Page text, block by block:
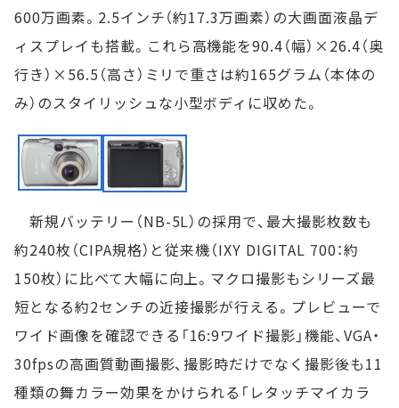
600万画素。2.5インチ（約17.3万画素）の大画面液晶デ
ィスプレイも搭載。これら高機能を90.4（幅）×26.4（奥
行き）×56.5（高さ）ミリで重さは約165グラム（本体の
み）のスタイリッシュな小型ボディに収めた。
新規バッテリー（NB-5L）の採用で、最大撮影枚数も
約240枚（CIPA規格）と従来機（IXY DIGITAL 700：約
150枚）に比べて大幅に向上。マクロ撮影もシリーズ最
短となる約2センチの近接撮影が行える。プレビューで
ワイド画像を確認できる「16:9ワイド撮影」機能、VGA・
30fpsの高画質動画撮影、撮影時だけでなく撮影後も11
種類の舞カラー効果をかけられる「レタッチマイカラ